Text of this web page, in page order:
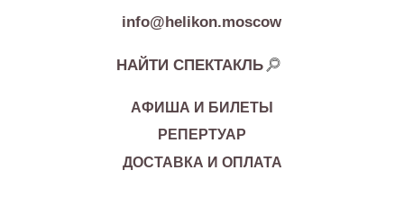
info@helikon.moscow
НАЙТИ СПЕКТАКЛЬ
АФИША И БИЛЕТЫ
РЕПЕРТУАР
ДОСТАВКА И ОПЛАТА